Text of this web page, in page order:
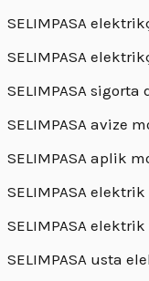
SELIMPASA
SELIMPASA
SELIMPASA sigorta
SELIMPASA avize
SELIMPASA aplik
SELIMPASA elektrik
SELIMPASA
SELIMPASA usta